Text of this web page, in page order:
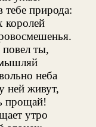
тебе природа:
королей
ты,
неба
ней живут,
прощай!
утро